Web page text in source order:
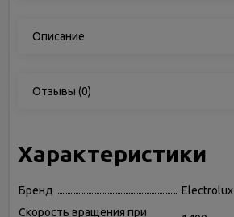
Описание
Отзывы (0)
Характеристики
Бренд
Electrolux
Скорость вращения при